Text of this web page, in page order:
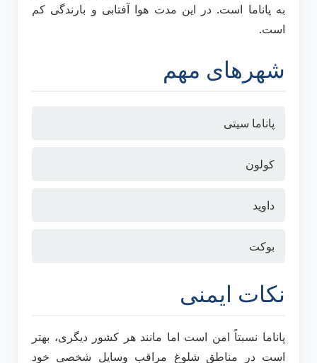
به پاناما است. در این مدت هوا آفتابی و بارندگی کم
است.
شهرهای مهم
پاناما سیتی
کولون
داوید
بوکت
نکات ایمنی
پاناما نسبتاً امن است اما مانند هر کشور دیگری، بهتر
است در مناطق شلوغ مراقب وسایل شخصی خود